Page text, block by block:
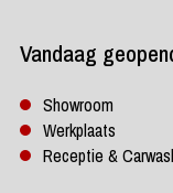
Vandaag
Showroom
Werkplaats
Receptie &